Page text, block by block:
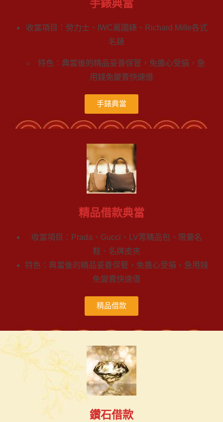
手錶典當
收當項目：勞力士、IWC萬國錶、Richard Mille各式
名錶
特色：典當後的精品妥善保管，免擔心受損，急
用錢免變賣快速借
手錶典當
精品借款典當
收當項目：Prada、Gucci、LV等精品包、限量名
鞋、名牌皮夾
特色：典當後的精品妥善保管，免擔心受損，急用錢
免變賣快速借
精品借款
鑽石借款